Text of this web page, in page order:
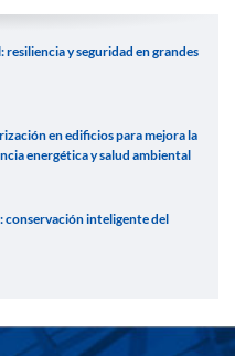
y seguridad en grandes
en edificios para mejora la
energética y salud ambiental
inteligente del